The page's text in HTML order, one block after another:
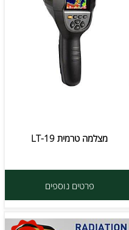
מצלמה טרמית LT-19
פרטים נוספים